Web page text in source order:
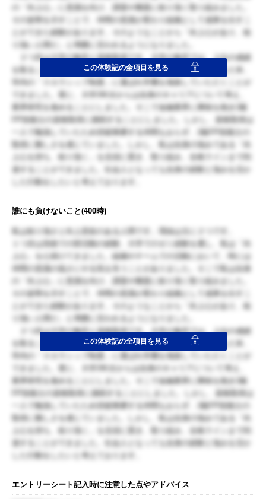
の「向上心」に意識を向け、課題や難題に粘り強く取り組みました。
その姿勢を示すことで、仲間の意識が変わり組織として成果を出すこ
とができた経験があります。そのようなことから「向上心があり、粘
り強い人間だ」と周囲に言われるようになりました。
２つ目は大学の勉学と資格取得です。大学の勉学では、上位の成績
を取ることを目標としました。自身の強みを活かし勉学に励んだ末、
学内の「スカラシップ制度」に選ばれ学費を免除していただくことが
できました。更に、大学3年次からは自身のキャリアについて考え、
業界研究を進めることにしました。そこで金融業界に興味を抱き2級
FP技能士の資格取得に挑戦することにしました。しかし、資格取得は
一人で勉強していたため切磋琢磨する仲間もおらず、2級FP技能士の
取得に難しさを感じていました。しかし、私は自身の強みである「向
上心を持ち、粘り強く」を念頭に置き、取り組み、合格ラインまで到
達することができました。社会人となっても自身の経験と強みを活か
した行動をしたいと考えております。
この体験記の全項目を見る
誰にも負けないこと(400時)
私は粘り強さと向上意欲のある人間です。理由は主に２つです。
１つ目は高校での部活動の経験、大学でのゼミ経験を通し、私は「向
上心」を心掛けてきました。組織やチームでの活動において、時には
仲間の意識の低さにやる気を失うことがありました。そこで私は自身
の「向上心」に意識を向け、課題や難題に粘り強く取り組みました。
その姿勢を示すことで、仲間の意識が変わり組織として成果を出すこ
とができた経験があります。そのようなことから「向上心があり、粘
り強い人間だ」と周囲に言われるようになりました。
２つ目は大学の勉学と資格取得です。大学の勉学では、上位の成績
を取ることを目標としました。自身の強みを活かし勉学に励んだ末、
学内の「スカラシップ制度」に選ばれ学費を免除していただくことが
できました。更に、大学3年次からは自身のキャリアについて考え、
業界研究を進めることにしました。そこで金融業界に興味を抱き2級
FP技能士の資格取得に挑戦することにしました。しかし、資格取得は
一人で勉強していたため切磋琢磨する仲間もおらず、2級FP技能士の
取得に難しさを感じていました。しかし、私は自身の強みである「向
上心を持ち、粘り強く」を念頭に置き、取り組み、合格ラインまで到
達することができました。社会人となっても自身の経験と強みを活か
した行動をしたいと考えております。
この体験記の全項目を見る
エントリーシート記入時に注意した点やアドバイス